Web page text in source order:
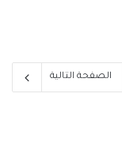
الصفحة التالية